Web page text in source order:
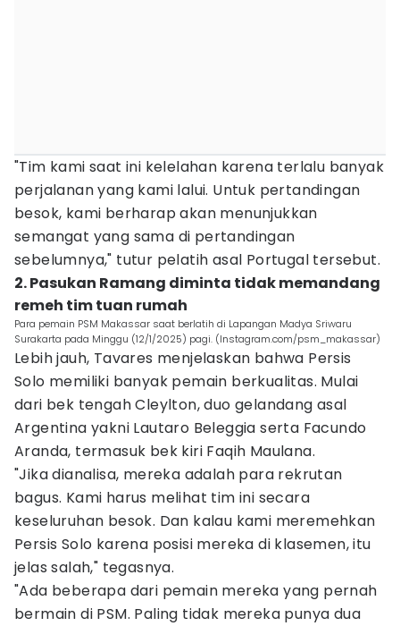
"Tim kami saat ini kelelahan karena terlalu banyak
perjalanan yang kami lalui. Untuk pertandingan
besok, kami berharap akan menunjukkan
semangat yang sama di pertandingan
sebelumnya," tutur pelatih asal Portugal tersebut.
2. Pasukan Ramang diminta tidak memandang
remeh tim tuan rumah
Para pemain PSM Makassar saat berlatih di Lapangan Madya Sriwaru
Surakarta pada Minggu (12/1/2025) pagi. (Instagram.com/psm_makassar)
Lebih jauh, Tavares menjelaskan bahwa Persis
Solo memiliki banyak pemain berkualitas. Mulai
dari bek tengah Cleylton, duo gelandang asal
Argentina yakni Lautaro Beleggia serta Facundo
Aranda, termasuk bek kiri Faqih Maulana.
"Jika dianalisa, mereka adalah para rekrutan
bagus. Kami harus melihat tim ini secara
keseluruhan besok. Dan kalau kami meremehkan
Persis Solo karena posisi mereka di klasemen, itu
jelas salah," tegasnya.
"Ada beberapa dari pemain mereka yang pernah
bermain di PSM. Paling tidak mereka punya dua